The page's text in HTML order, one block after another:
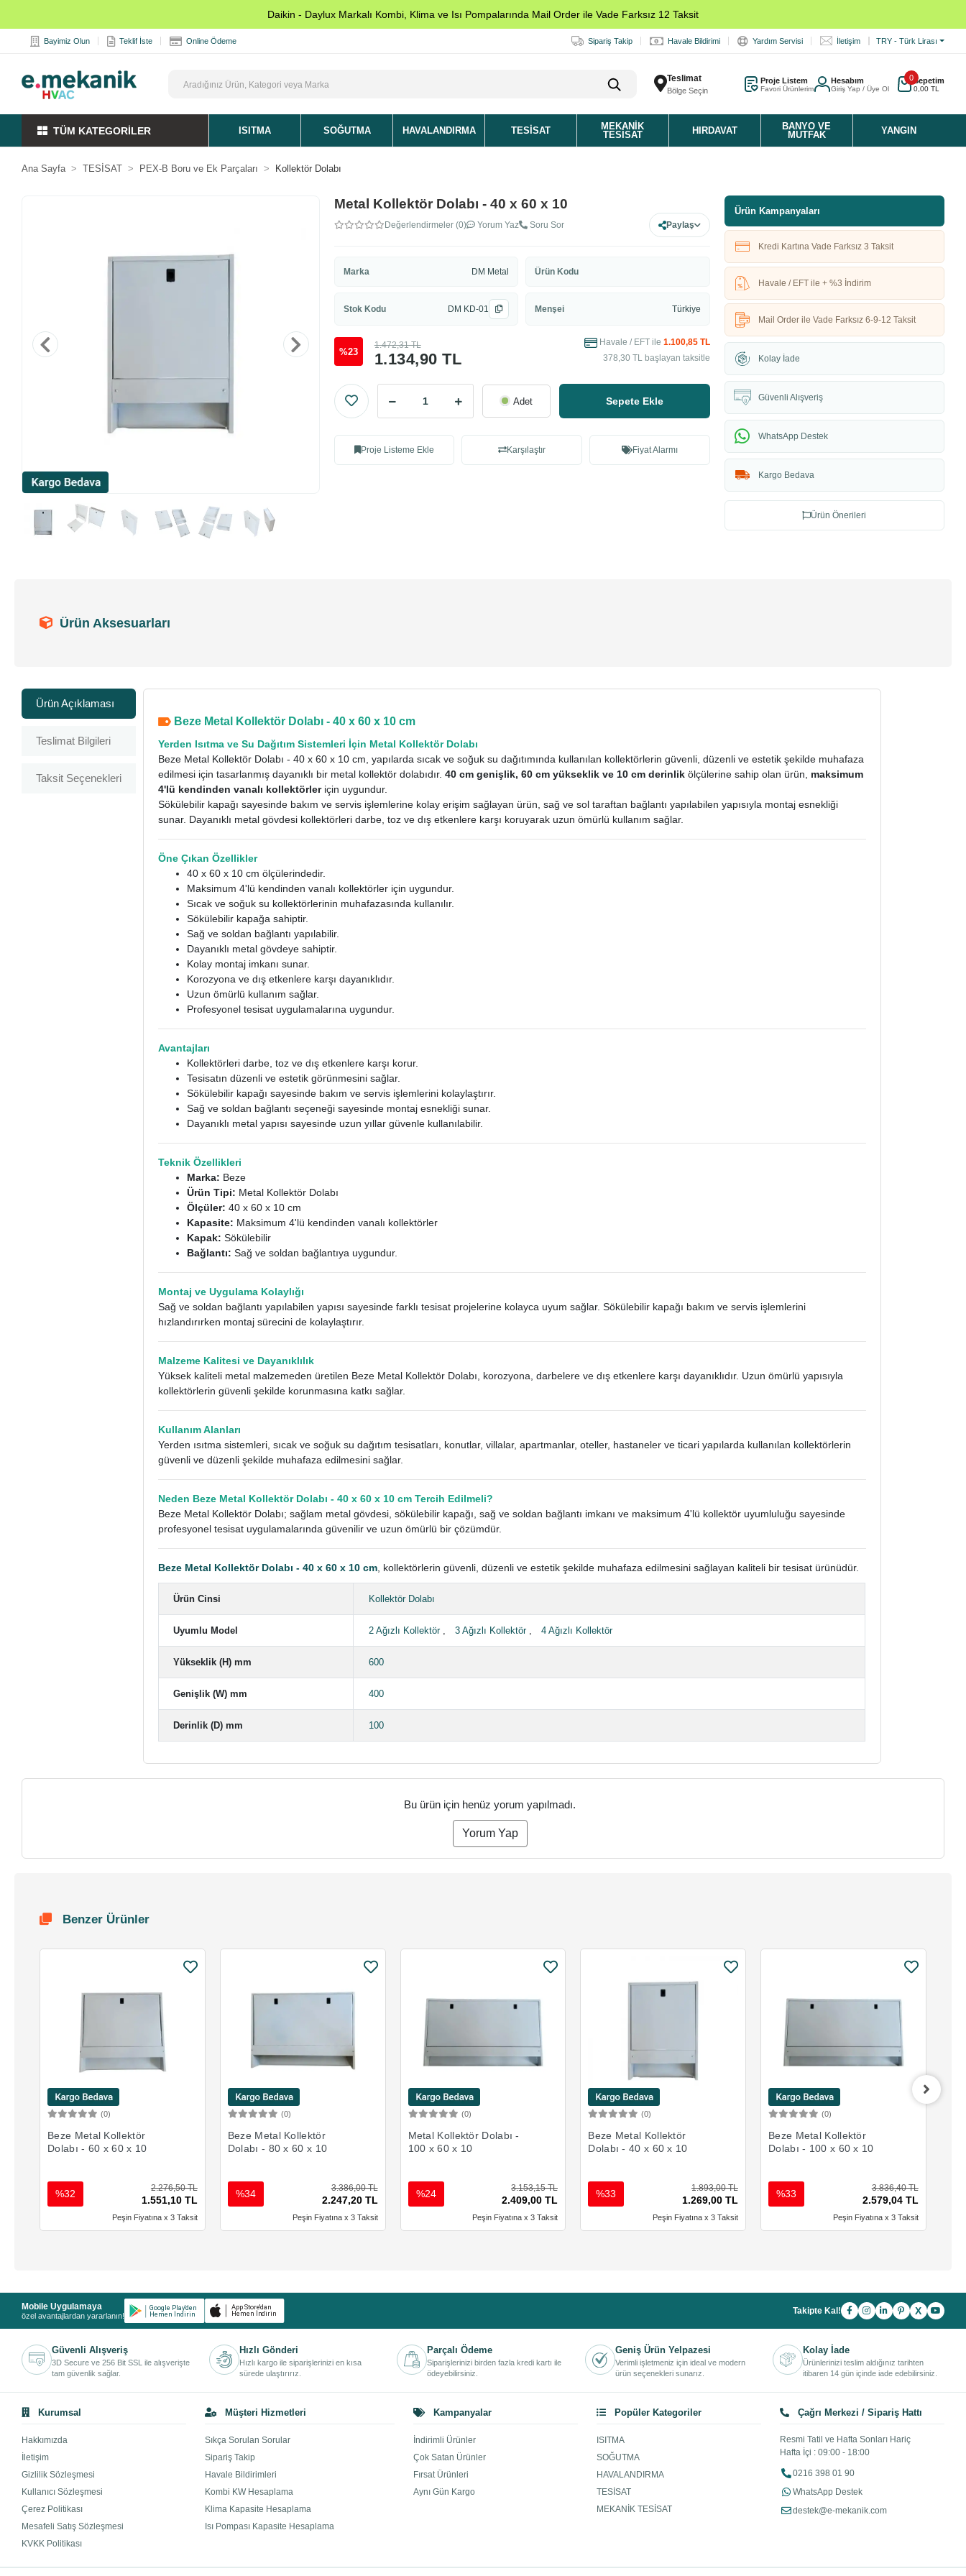
Daikin - Daylux Markalı Kombi, Klima ve Isı Pompalarında Mail Order ile Vade Farksız 12 Taksit
Bayimiz Olun Teklif İste Online Ödeme Sipariş Takip Havale Bildirimi Yardım Servisi İletişim TRY - Türk Lirası
Teslimat
Bölge Seçin
Proje Listem
Favori Ürünlerim
Hesabım
Giriş Yap / Üye Ol
0Sepetim
0,00 TL
TÜM KATEGORİLER ISITMA SOĞUTMA HAVALANDIRMA TESISAT
MEKANIK
TESISAT
HIRDAVAT
BANYO VE
MUTFAK
YANGIN
Ana Sayfa TESİSAT PEX-B Boru ve Ek Parçaları Kollektör Dolabı
Metal Kollektör Dolabı - 40 x 60 x 10
Değerlendirmeler (0) Yorum Yaz Soru Sor Paylaş
Marka DM Metal Ürün Kodu
Stok Kodu DM KD-01 Menşei Türkiye
%23 1.134,90 TL
1.472,31 TL Havale / EFT ile 1.100,85 TL
378,30 TL başlayan taksitle
Adet Sepete Ekle
Proje Listeme Ekle Karşılaştır Fiyat Alarmı
Ürün Kampanyaları
Kredi Kartına Vade Farksız 3 Taksit
Havale / EFT ile + %3 İndirim
Mail Order ile Vade Farksız 6-9-12 Taksit
Kolay İade
Güvenli Alışveriş
WhatsApp Destek
Kargo Bedava
Ürün Önerileri
Ürün Aksesuarları
Ürün Açıklaması
Teslimat Bilgileri
Taksit Seçenekleri
Beze Metal Kollektör Dolabı - 40 x 60 x 10 cm
Yerden Isıtma ve Su Dağıtım Sistemleri İçin Metal Kollektör Dolabı
Beze Metal Kollektör Dolabı - 40 x 60 x 10 cm, yapılarda sıcak ve soğuk su dağıtımında kullanılan kollektörlerin güvenli, düzenli ve estetik şekilde muhafaza
edilmesi için tasarlanmış dayanıklı bir metal kollektör dolabıdır.40 cm genişlik, 60 cm yükseklik ve 10 cm derinlik ölçülerine sahip olan ürün, maksimum
4'lü kendinden vanalı kollektörleriçin uygundur.
Sökülebilir kapağı sayesinde bakım ve servis işlemlerine kolay erişim sağlayan ürün, sağ ve sol taraftan bağlantı yapılabilen yapısıyla montaj esnekliği
sunar. Dayanıklı metal gövdesi kollektörleri darbe, toz ve dış etkenlere karşı koruyarak uzun ömürlü kullanım sağlar.
Öne Çıkan Özellikler
40 x 60 x 10 cm ölçülerindedir.
Maksimum 4'lü kendinden vanalı kollektörler için uygundur.
Sıcak ve soğuk su kollektörlerinin muhafazasında kullanılır.
Sökülebilir kapağa sahiptir.
Sağ ve soldan bağlantı yapılabilir.
Dayanıklı metal gövdeye sahiptir.
Kolay montaj imkanı sunar.
Korozyona ve dış etkenlere karşı dayanıklıdır.
Uzun ömürlü kullanım sağlar.
Profesyonel tesisat uygulamalarına uygundur.
Avantajları
Kollektörleri darbe, toz ve dış etkenlere karşı korur.
Tesisatın düzenli ve estetik görünmesini sağlar.
Sökülebilir kapağı sayesinde bakım ve servis işlemlerini kolaylaştırır.
Sağ ve soldan bağlantı seçeneği sayesinde montaj esnekliği sunar.
Dayanıklı metal yapısı sayesinde uzun yıllar güvenle kullanılabilir.
Teknik Özellikleri
Marka: Beze
Ürün Tipi: Metal Kollektör Dolabı
Ölçüler: 40 x 60 x 10 cm
Kapasite: Maksimum 4'lü kendinden vanalı kollektörler
Kapak: Sökülebilir
Bağlantı: Sağ ve soldan bağlantıya uygundur.
Montaj ve Uygulama Kolaylığı
Sağ ve soldan bağlantı yapılabilen yapısı sayesinde farklı tesisat projelerine kolayca uyum sağlar. Sökülebilir kapağı bakım ve servis işlemlerini
hızlandırırken montaj sürecini de kolaylaştırır.
Malzeme Kalitesi ve Dayanıklılık
Yüksek kaliteli metal malzemeden üretilen Beze Metal Kollektör Dolabı, korozyona, darbelere ve dış etkenlere karşı dayanıklıdır. Uzun ömürlü yapısıyla
kollektörlerin güvenli şekilde korunmasına katkı sağlar.
Kullanım Alanları
Yerden ısıtma sistemleri, sıcak ve soğuk su dağıtım tesisatları, konutlar, villalar, apartmanlar, oteller, hastaneler ve ticari yapılarda kullanılan kollektörlerin
güvenli ve düzenli şekilde muhafaza edilmesini sağlar.
Neden Beze Metal Kollektör Dolabı - 40 x 60 x 10 cm Tercih Edilmeli?
Beze Metal Kollektör Dolabı; sağlam metal gövdesi, sökülebilir kapağı, sağ ve soldan bağlantı imkanı ve maksimum 4'lü kollektör uyumluluğu sayesinde
profesyonel tesisat uygulamalarında güvenilir ve uzun ömürlü bir çözümdür.
Beze Metal Kollektör Dolabı - 40 x 60 x 10 cm , kollektörlerin güvenli, düzenli ve estetik şekilde muhafaza edilmesini sağlayan kaliteli bir tesisat ürünüdür.
Ürün Cinsi Kollektör Dolabı
Uyumlu Model 2 Ağızlı Kollektör, 3 Ağızlı Kollektör, 4 Ağızlı Kollektör
Yükseklik (H) mm 600
Genişlik (W) mm 400
Derinlik (D) mm 100
Bu ürün için henüz yorum yapılmadı.
Yorum Yap
Benzer Ürünler
(0)
Beze Metal Kollektör
Dolabı - 60 x 60 x 10
2.276,50 TL
1.551,10 TL
%32
Peşin Fiyatına x 3 Taksit
(0)
Beze Metal Kollektör
Dolabı - 80 x 60 x 10
3.386,00 TL
2.247,20 TL
%34
Peşin Fiyatına x 3 Taksit
(0)
Metal Kollektör Dolabı -
100 x 60 x 10
3.153,15 TL
2.409,00 TL
%24
Peşin Fiyatına x 3 Taksit
(0)
Beze Metal Kollektör
Dolabı - 40 x 60 x 10
1.893,00 TL
1.269,00 TL
%33
Peşin Fiyatına x 3 Taksit
(0)
Beze Metal Kollektör
Dolabı - 100 x 60 x 10
3.836,40 TL
2.579,04 TL
%33
Peşin Fiyatına x 3 Taksit
Mobile Uygulamaya
özel avantajlardan yararlanın! Takipte Kal! X
Güvenli Alışveriş
3D Secure ve 256 Bit SSL ile alışverişte
tam güvenlik sağlar.
Hızlı Gönderi
Hızlı kargo ile siparişlerinizi en kısa
sürede ulaştırırız.
Parçalı Ödeme
Siparişlerinizi birden fazla kredi kartı ile
ödeyebilirsiniz.
Geniş Ürün Yelpazesi
Verimli işletmeniz için ideal ve modern
ürün seçenekleri sunarız.
Kolay İade
Ürünlerinizi teslim aldığınız tarihten
itibaren 14 gün içinde iade edebilirsiniz.
Kurumsal
Hakkımızda
İletişim
Gizlilik Sözleşmesi
Kullanıcı Sözleşmesi
Çerez Politikası
Mesafeli Satış Sözleşmesi
KVKK Politikası
Müşteri Hizmetleri
Sıkça Sorulan Sorular
Sipariş Takip
Havale Bildirimleri
Kombi KW Hesaplama
Klima Kapasite Hesaplama
Isı Pompası Kapasite Hesaplama
Kampanyalar
İndirimli Ürünler
Çok Satan Ürünler
Fırsat Ürünleri
Aynı Gün Kargo
Popüler Kategoriler
ISITMA
SOĞUTMA
HAVALANDIRMA
TESİSAT
MEKANİK TESİSAT
Çağrı Merkezi / Sipariş Hattı
Resmi Tatil ve Hafta Sonları Hariç
Hafta İçi : 09:00 - 18:00
0216 398 01 90
WhatsApp Destek
destek@e-mekanik.com